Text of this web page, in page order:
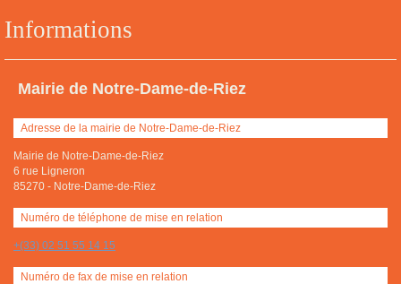
Informations
Mairie de Notre-Dame-de-Riez
Adresse de la mairie de Notre-Dame-de-Riez
Mairie de Notre-Dame-de-Riez
6 rue Ligneron
85270 - Notre-Dame-de-Riez
Numéro de téléphone de mise en relation
+(33) 02 51 55 14 15
Numéro de fax de mise en relation